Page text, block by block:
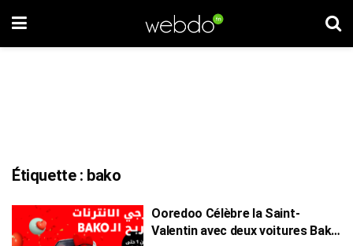
Étiquette : bako
Ooredoo Célèbre la Saint-
Valentin avec deux voitures Bako